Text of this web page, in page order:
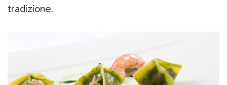
tradizione.